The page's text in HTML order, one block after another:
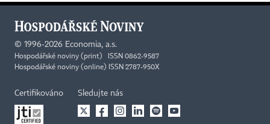
© 1996-2026 Economia, a.s.
Hospodářské noviny (print) ISSN 0862-9587
Hospodářské noviny (online) ISSN 2787-950X
Certifikováno Sledujte nás